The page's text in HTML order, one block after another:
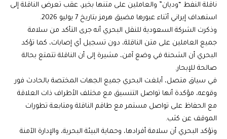
ناقلة النفط “وديان” والعاملين على متنها بخير، عقب تعرض الناقلة إلى
استهداف إيراني أثناء عبورها مضيق هرمز بتاريخ 7 يوليو 2026.
وذكرت الشركة السعودية للنقل البحري أنه جرى التأكد من سلامة
جميع العاملين على متن الناقلة، دون تسجيل أي إصابات، كما تؤكد
البحري أن الشحنة في وضع آمن، مشيرة إلى أن الناقلة تتمتع بحالة
صالحة للإبحار.
في سياق متصل، أبلغت البحري جميع الجهات المختصة بالحادث فور
وقوعه، مؤكدة أنها تواصل التنسيق مع مختلف الأطراف ذات العلاقة
مع الحفاظ على تواصل مستمر مع طاقم الناقلة ومتابعة تطورات
الموقف عن كثب.
وتؤكد البحري أن سلامة أفرادها، وحماية البيئة البحرية، والإدارة الآمنة